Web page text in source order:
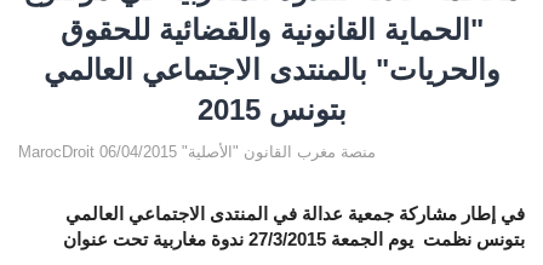
"الحماية القانونية والقضائية للحقوق
والحريات" بالمنتدى الاجتماعي العالمي
بتونس 2015
MarocDroit منصة مغرب القانون "الأصلية" 06/04/2015
في إطار مشاركة جمعية عدالة في المنتدى الاجتماعي العالمي
بتونس نظمت يوم الجمعة 27/3/2015 ندوة مغاربية تحت عنوان